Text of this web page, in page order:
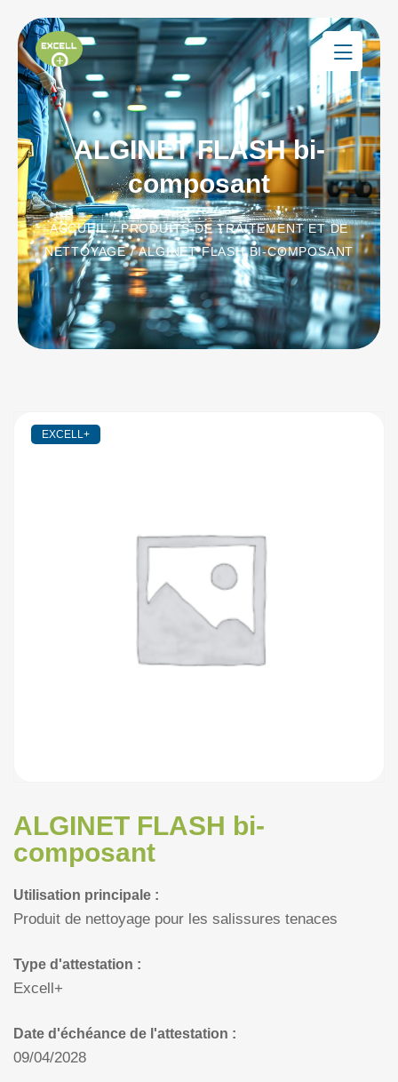
ALGINET FLASH bi-
composant
ACCUEIL/PRODUITS DE TRAITEMENT ET DE
NETTOYAGE/ ALGINET FLASH BI-COMPOSANT
EXCELL+
ALGINET FLASH bi-
composant
Utilisation principale :
Produit de nettoyage pour les salissures tenaces
Type d'attestation :
Excell+
Date d'échéance de l'attestation :
09/04/2028